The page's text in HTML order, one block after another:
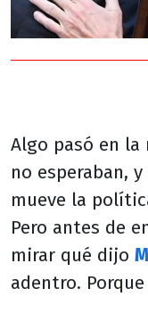
Algo pasó en la
no esperaban,
mueve la
Pero antes de
mirar qué dijo
adentro.